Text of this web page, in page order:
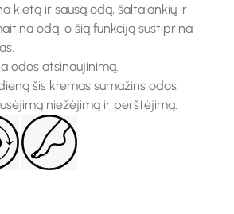
kietą ir sausą odą, šaltalankių ir
odą, o šią funkciją sustiprina
odos atsinaujinimą.
šis kremas sumažins odos
niežėjimą ir perštėjimą.